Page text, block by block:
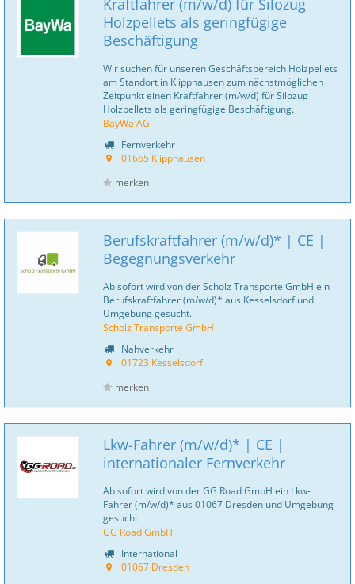
Kraftfahrer (m/w/d) für Silozug
Holzpellets als geringfügige
Beschäftigung
Wir suchen für unseren Geschäftsbereich Holzpellets
am Standort in Klipphausen zum nächstmöglichen
Zeitpunkt einen Kraftfahrer (m/w/d) für Silozug
Holzpellets als geringfügige Beschäftigung.
BayWa AG
Fernverkehr
01665 Klipphausen
merken
Berufskraftfahrer (m/w/d)* | CE |
Begegnungsverkehr
Ab sofort wird von der Scholz Transporte GmbH ein
Berufskraftfahrer (m/w/d)* aus Kesselsdorf und
Umgebung gesucht.
Scholz Transporte GmbH
Nahverkehr
01723 Kesselsdorf
merken
Lkw-Fahrer (m/w/d)* | CE |
internationaler Fernverkehr
Ab sofort wird von der GG Road GmbH ein Lkw-
Fahrer (m/w/d)* aus 01067 Dresden und Umgebung
gesucht.
GG Road GmbH
International
01067 Dresden